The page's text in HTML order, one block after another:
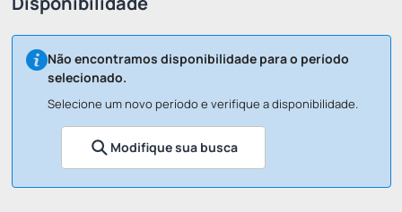
Não encontramos disponibilidade para o período
selecionado.
Selecione um novo período e verifique a disponibilidade.
Modifique sua busca